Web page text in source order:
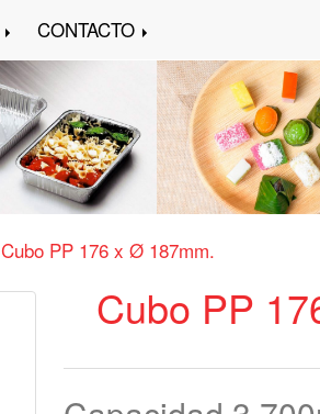
CONTACTO
Cubo PP 176 x Ø 187mm.
Cubo PP